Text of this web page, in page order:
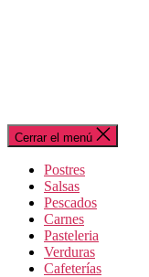
Cerrar el menú
Postres
Salsas
Pescados
Carnes
Pasteleria
Verduras
Cafeterías